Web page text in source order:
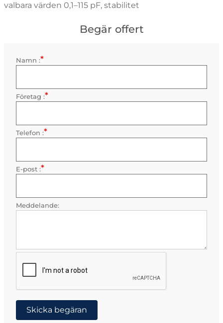
valbara värden 0,1–115 pF, stabilitet
Begär offert
Kontaktinformation
Namn :*Obligatorisk
Företag :*Obligatorisk
Telefon :*Obligatorisk
E-post :*Obligatorisk
Meddelande:
Skicka begäran